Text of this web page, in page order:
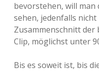
bevorstehen, will man
sehen, jedenfalls
Zusammenschnitt der
Clip, möglichst unter
Bis es soweit ist, bis